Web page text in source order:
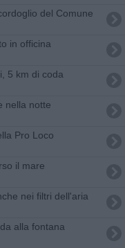
del Comune
in officina
5 km di coda
nella notte
Pro Loco
il mare
nei filtri dell'aria
alla fontana